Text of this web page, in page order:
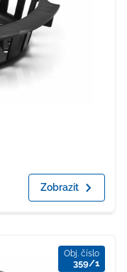
Zobrazit
Obj. číslo
359/1